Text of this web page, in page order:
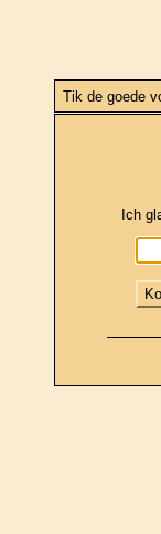
Tik de goede
Ich